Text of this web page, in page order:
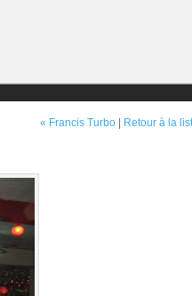
« Francis Turbo Retour à la